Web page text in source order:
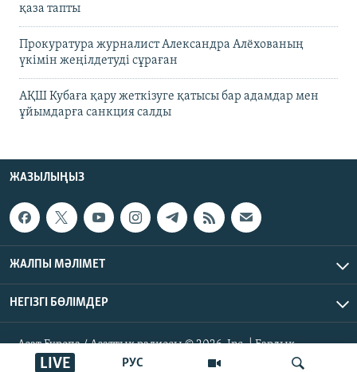
РУС
LIVE
қаза тапты
Прокуратура журналист Александра Алёхованың
үкімін жеңілдетуді сұраған
АҚШ Кубаға қару жеткізуге қатысы бар адамдар мен
ұйымдарға санкция салды
ЖАЗЫЛЫҢЫЗ
ЖАЛПЫ МӘЛІМЕТ
НЕГІЗГІ БӨЛІМДЕР
Азат Еуропа / Азаттық радиосы © 2026, Inc. | Барлық
құқықтары қорғалған